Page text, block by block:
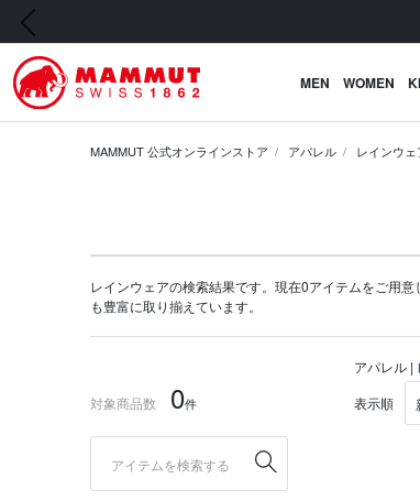
前の画像
MEN WOMEN
MAMMUT 公式オンラインストア アパレル レインウェ
レインウェアの検索結果です。現在0アイテムをご用
も豊富に取り揃えています。
対象商品数 0件
アパレル |
表示順